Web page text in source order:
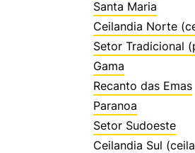
Santa Maria
Ceilandia Norte
Setor Tradicional
Gama
Recanto das Emas
Paranoa
Setor Sudoeste
Ceilandia Sul